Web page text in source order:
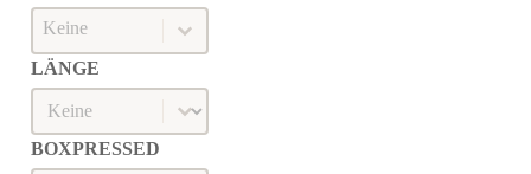
RINGMASS
Ringmaß
LÄNGE
LÄNGE
Länge
BOXPRESSED